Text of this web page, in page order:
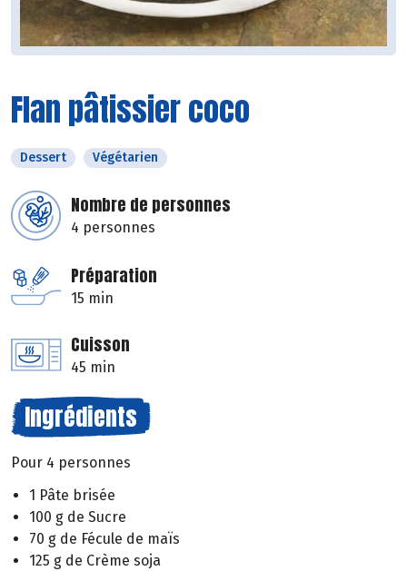
Flan pâtissier coco
Dessert Végétarien
Nombre de personnes
4 personnes
Préparation
15 min
Cuisson
45 min
Ingrédients
Pour 4 personnes
1 Pâte brisée
100 g de Sucre
70 g de Fécule de maïs
125 g de Crème soja